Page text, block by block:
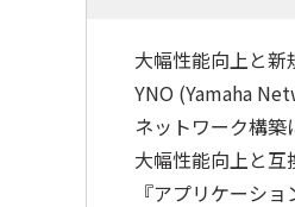
大幅性能向上と新
YNO (Yamaha
ネットワーク構築
大幅性能向上と互
『アプリケーシ